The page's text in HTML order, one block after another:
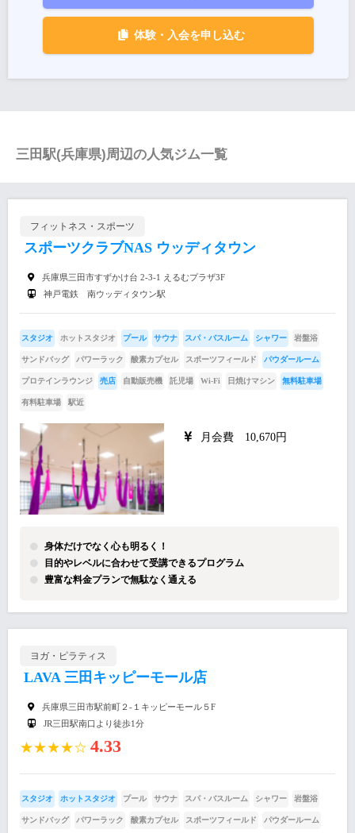
体験・入会を申し込む
三田駅(兵庫県)周辺の人気ジム一覧
フィットネス・スポーツ
スポーツクラブNAS ウッディタウン
兵庫県三田市すずかけ台 2-3-1 えるむプラザ3F
神戸電鉄 南ウッディタウン駅
スタジオ ホットスタジオ プール サウナ スパ・バスルーム シャワー 岩盤浴
サンドバッグ パワーラック 酸素カプセル スポーツフィールド パウダールーム
プロテインラウンジ 売店 自動販売機 託児場 Wi-Fi 日焼けマシン 無料駐車場
有料駐車場 駅近
月会費 10,670円
身体だけでなく心も明るく！
目的やレベルに合わせて受講できるプログラム
豊富な料金プランで無駄なく通える
ヨガ・ピラティス
LAVA 三田キッピーモール店
兵庫県三田市駅前町２-１キッピーモール５F
JR三田駅南口より徒歩1分
★★★★☆ 4.33
スタジオ ホットスタジオ プール サウナ スパ・バスルーム シャワー 岩盤浴
サンドバッグ パワーラック 酸素カプセル スポーツフィールド パウダールーム